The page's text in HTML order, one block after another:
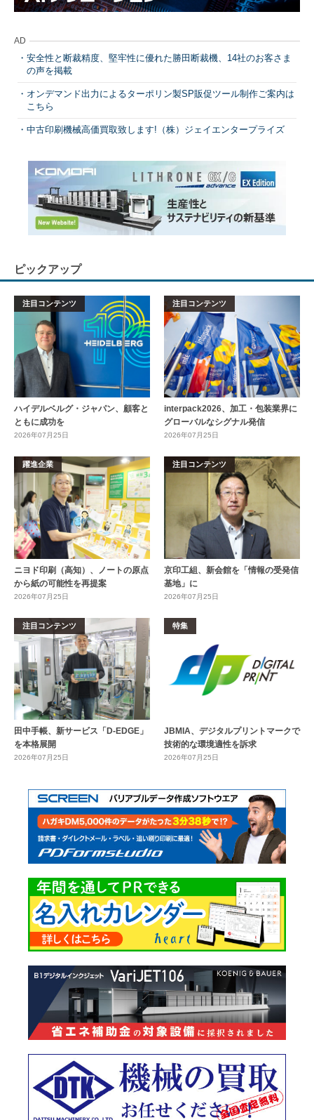
AD
安全性と断裁精度、堅牢性に優れた勝田断裁機、14社のお客さま
の声を掲載
オンデマンド出力によるターポリン製SP販促ツール制作ご案内は
こちら
中古印刷機械高価買取致します!（株）ジェイエンタープライズ
ピックアップ
注目コンテンツ
ハイデルベルグ・ジャパン、顧客と
ともに成功を
2026年07月25日
注目コンテンツ
interpack2026、加工・包装業界に
グローバルなシグナル発信
2026年07月25日
躍進企業
ニヨド印刷（高知）、ノートの原点
から紙の可能性を再提案
2026年07月25日
注目コンテンツ
京印工組、新会館を「情報の受発信
基地」に
2026年07月25日
注目コンテンツ
田中手帳、新サービス「D-EDGE」
を本格展開
2026年07月25日
特集
JBMIA、デジタルプリントマークで
技術的な環境適性を訴求
2026年07月25日